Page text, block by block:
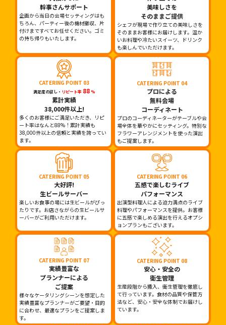
幹事さんサポート
企画から当日の会場セッティングはも
ちろん、パーティー後の機材撤収、片
付けまですべてお任せください。ゴミ
の持ち帰りもいたします。
美味しさを
そのままご提供
シェフが現場で作り立ての美味しさを
そのままお客様にお届けします。温か
いお料理や冷たいスイーツ、ドリンク
も楽しんでいただけます。
CATERING POINT 03
満足度の証し・ リピート率 88%
累計実績
38,000件以上!
多くのお客様にご満足いただき、リピ
ート率はなんと88%！累計実績も
38,000件以上の信頼と実績を誇ってい
ます。
CATERING POINT 04
プロによる
無料会場
コーディネート
プロのコーディネーターがテーブルや会
場全体を華やかにセッティング。特別な
フラワーアレンジメントを使った演出
もご提案します。
CATERING POINT 05
大好評!
生ビールサーバー
楽しいお食事の場には生ビールがぴっ
たりです。お店さながらの生ビールサ
ーバーがご利用いただけます。
CATERING POINT 06
五感で楽しむライブ
パフォーマンス
出演型料理人による迫力満点のライブ
料理やパフォーマンスを提供。お客様
に五感で楽しめる演出を行えるオプシ
ョンプランもございます。
CATERING POINT 07
実績豊富な
プランナーによる
ご提案
様々なケータリングシーンを想定した
実績豊富なプランナーがご要望・目的
に合わせ、最適なプランをご提案しま
す。
CATERING POINT 08
安心・安全の
衛生管理
生産段階から搬入、衛生管理を徹底し
て行っています。食材の品質や保管方
法など、安心・安全な体制でお届けし
ています。